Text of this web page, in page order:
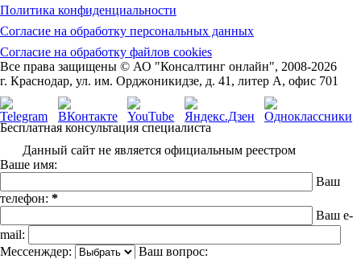
Политика конфиденциальности
Согласие на обработку персональных данных
Согласие на обработку файлов cookies
Все права защищены © АО "Консалтинг онлайн", 2008-2026
г. Краснодар, ул. им. Орджоникидзе, д. 41, литер А, офис 701
Бесплатная консультация специалиста
Данный сайт не является официальным реестром
Ваше имя:
Ваш
телефон: *
Ваш e-
mail:
Мессенждер:
Ваш вопрос: